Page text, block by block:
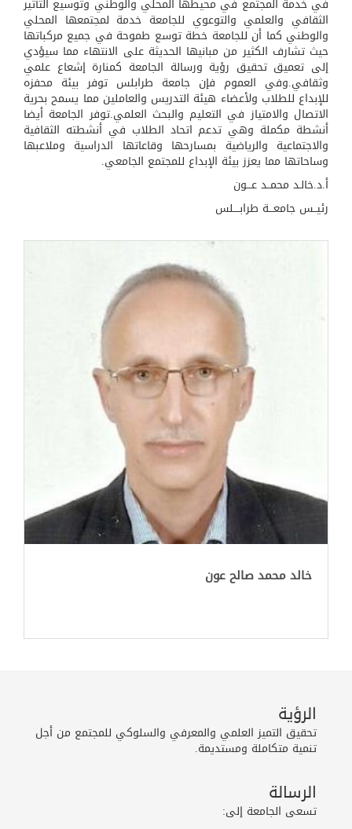
الثقافي والعلمي والتوعوي للجامعة خدمة لمجتمعها المحلي
والوطني كما أن للجامعة خطة توسع طموحة في جميع مركباتها
حيث تشارف الكثير من مبانيها الحديثة على الانتهاء مما سيؤدي
إلى تعميق تحقيق رؤية ورسالة الجامعة كمنارة إشعاع علمي
وثقافي.وفي العموم فإن جامعة طرابلس توفر بيئة محفزه
للإبداع للطلاب ولأعضاء هيئة التدريس والعاملين مما يسمح بحرية
الاتصال والامتياز في التعليم والبحث العلمي.توفر الجامعة أيضا
أنشطة مكملة وهي تدعم اتحاد الطلاب في أنشطته الثقافية
والاجتماعية والرياضية بمسارحها وقاعاتها الدراسية وملاعبها
وساحاتها مما يعزز بيئة الإبداع للمجتمع الجامعي.
أ.د.خالـد محمــد عـــون
رئيــس جامعـــة طرابــــلس
خالد محمد صالح عون
الرؤية
تحقيق التميز العلمي والمعرفي والسلوكي للمجتمع من أجل
تنمية متكاملة ومستديمة.
الرسالة
تسعى الجامعة إلى: